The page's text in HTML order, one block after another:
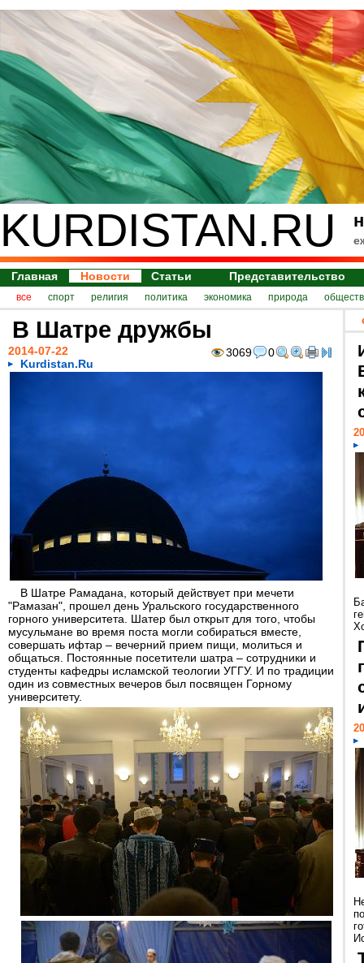
KURDISTAN.RU
Главная Новости Статьи Представительство
все спорт религия политика экономика природа
В Шатре дружбы
3069 0
2014-07-22
Kurdistan.Ru
В Шатре Рамадана, который действует при мечети
"Рамазан", прошел день Уральского государственного
горного университета. Шатер был открыт для того, чтобы
мусульмане во время поста могли собираться вместе,
совершать ифтар – вечерний прием пищи, молиться и
общаться. Постоянные посетители шатра – сотрудники и
студенты кафедры исламской теологии УГГУ. И по традиции
один из совместных вечеров был посвящен Горному
университету.